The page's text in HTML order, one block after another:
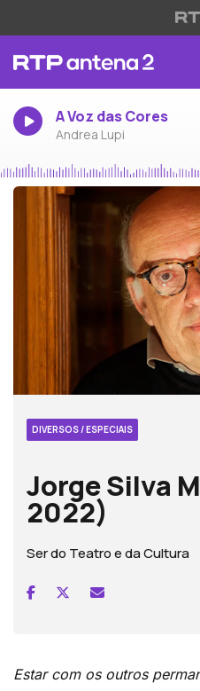
A Voz das Cores
Andrea Lupi
DIVERSOS / ESPECIAIS
Jorge Silva
2022)
Ser do Teatro e da Cultura
Estar com os outros